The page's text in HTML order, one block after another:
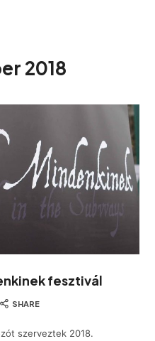
2018
fesztivál
SHARE
szerveztek 2018.